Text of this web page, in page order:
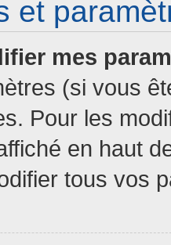
et
mes
(si vous
Pour les
en haut
tous vos